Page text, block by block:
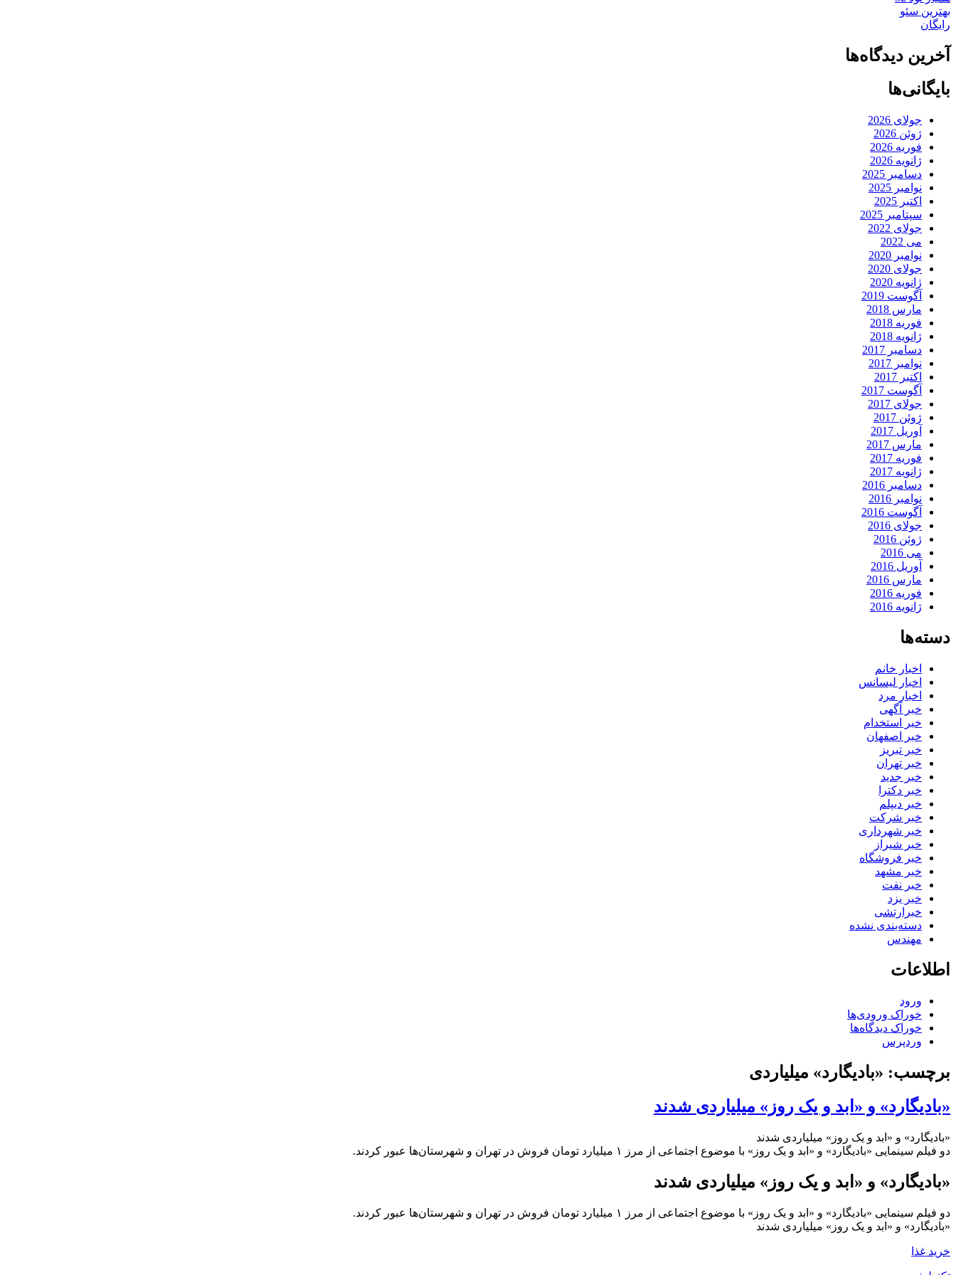
بهترین سئو
رایگان
آخرین دیدگاه‌ها
بایگانی‌ها
جولای 2026
ژوئن 2026
فوریه 2026
ژانویه 2026
دسامبر 2025
نوامبر 2025
اکتبر 2025
سپتامبر 2025
جولای 2022
می 2022
نوامبر 2020
جولای 2020
ژانویه 2020
آگوست 2019
مارس 2018
فوریه 2018
ژانویه 2018
دسامبر 2017
نوامبر 2017
اکتبر 2017
آگوست 2017
جولای 2017
ژوئن 2017
آوریل 2017
مارس 2017
فوریه 2017
ژانویه 2017
دسامبر 2016
نوامبر 2016
آگوست 2016
جولای 2016
ژوئن 2016
می 2016
آوریل 2016
مارس 2016
فوریه 2016
ژانویه 2016
دسته‌ها
اخبار خانم
اخبار لیسانس
اخبار مرد
خبر آگهی
خبر استخدام
خبر اصفهان
خبر تبریز
خبر تهران
خبر جدید
خبر دکترا
خبر دیپلم
خبر شرکت
خبر شهرداری
خبر شیراز
خبر فروشگاه
خبر مشهد
خبر نفت
خبر یزد
خبرارتشی
دسته‌بندی نشده
مهندس
اطلاعات
ورود
خوراک ورودی‌ها
خوراک دیدگاه‌ها
وردپرس
برچسب: «بادیگارد» میلیاردی
«بادیگارد» و «ابد و یک روز» میلیاردی شدند
«بادیگارد» و «ابد و یک روز» میلیاردی شدند
دو فیلم سینمایی «بادیگارد» و «ابد و یک روز» با موضوع اجتماعی از مرز ۱ میلیارد تومان فروش در تهران و شهرستان‌ها عبور کردند.
«بادیگارد» و «ابد و یک روز» میلیاردی شدند
دو فیلم سینمایی «بادیگارد» و «ابد و یک روز» با موضوع اجتماعی از مرز ۱ میلیارد تومان فروش در تهران و شهرستان‌ها عبور کردند.
«بادیگارد» و «ابد و یک روز» میلیاردی شدند
خرید غذا